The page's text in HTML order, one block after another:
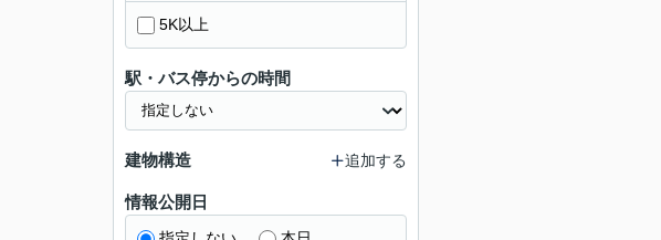
5K以上
駅・バス停からの時間
建物構造 追加する
情報公開日